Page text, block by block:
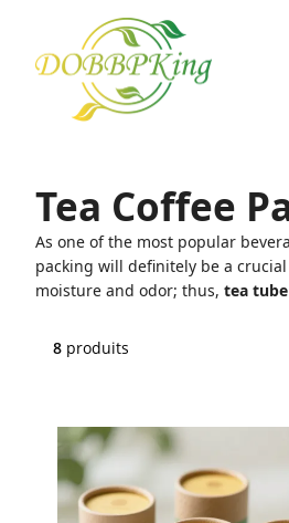
Tea Coffee
As one of the most popular
packing will definitely be a
moisture and odor; thus, tea
8 produits